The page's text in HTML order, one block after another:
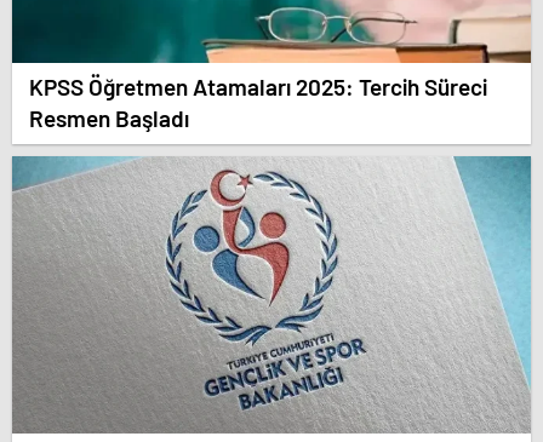
KPSS Öğretmen Atamaları 2025: Tercih Süreci
Resmen Başladı